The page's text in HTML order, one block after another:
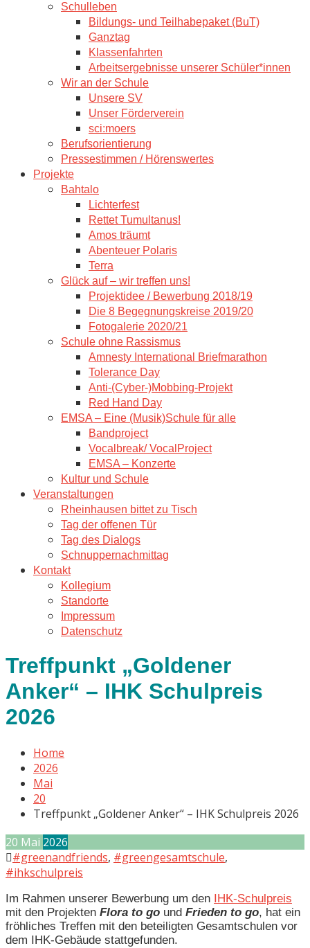
Schulleben
Bildungs- und Teilhabepaket (BuT)
Ganztag
Klassenfahrten
Arbeitsergebnisse unserer Schüler*innen
Wir an der Schule
Unsere SV
Unser Förderverein
sci:moers
Berufsorientierung
Pressestimmen / Hörenswertes
Projekte
Bahtalo
Lichterfest
Rettet Tumultanus!
Amos träumt
Abenteuer Polaris
Terra
Glück auf – wir treffen uns!
Projektidee / Bewerbung 2018/19
Die 8 Begegnungskreise 2019/20
Fotogalerie 2020/21
Schule ohne Rassismus
Amnesty International Briefmarathon
Tolerance Day
Anti-(Cyber-)Mobbing-Projekt
Red Hand Day
EMSA – Eine (Musik)Schule für alle
Bandproject
Vocalbreak/ VocalProject
EMSA – Konzerte
Kultur und Schule
Veranstaltungen
Rheinhausen bittet zu Tisch
Tag der offenen Tür
Tag des Dialogs
Schnuppernachmittag
Kontakt
Kollegium
Standorte
Impressum
Datenschutz
Treffpunkt „Goldener
Anker“ – IHK Schulpreis
2026
Home
2026
Mai
20
Treffpunkt „Goldener Anker“ – IHK Schulpreis 2026
20 Mai 2026
#greenandfriends, #greengesamtschule,
#ihkschulpreis
Im Rahmen unserer Bewerbung um den
IHK-Schulpreis
mit den Projekten Flora to go und Frieden to go, hat ein
fröhliches Treffen mit den beteiligten Gesamtschulen vor
dem IHK-Gebäude stattgefunden.